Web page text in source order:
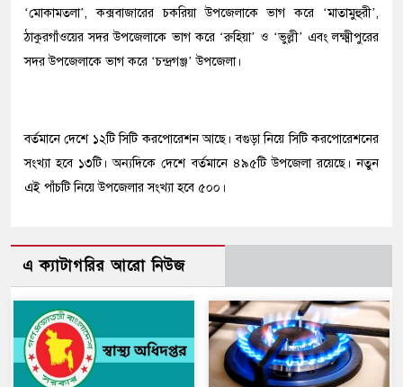
‘মোকামতলা’, কক্সবাজারের চকরিয়া উপজেলাকে ভাগ করে ‘মাতামুহুরী’,
ঠাকুরগাঁওয়ের সদর উপজেলাকে ভাগ করে ‘রুহিয়া’ ও ‘ভুল্লী’ এবং লক্ষ্মীপুরের
সদর উপজেলাকে ভাগ করে ‘চন্দ্রগঞ্জ’ উপজেলা।
বর্তমানে দেশে ১২টি সিটি করপোরেশন আছে। বগুড়া নিয়ে সিটি করপোরেশনের
সংখ্যা হবে ১৩টি। অন্যদিকে দেশে বর্তমানে ৪৯৫টি উপজেলা রয়েছে। নতুন
এই পাঁচটি নিয়ে উপজেলার সংখ্যা হবে ৫০০।
এ ক্যাটাগরির আরো নিউজ